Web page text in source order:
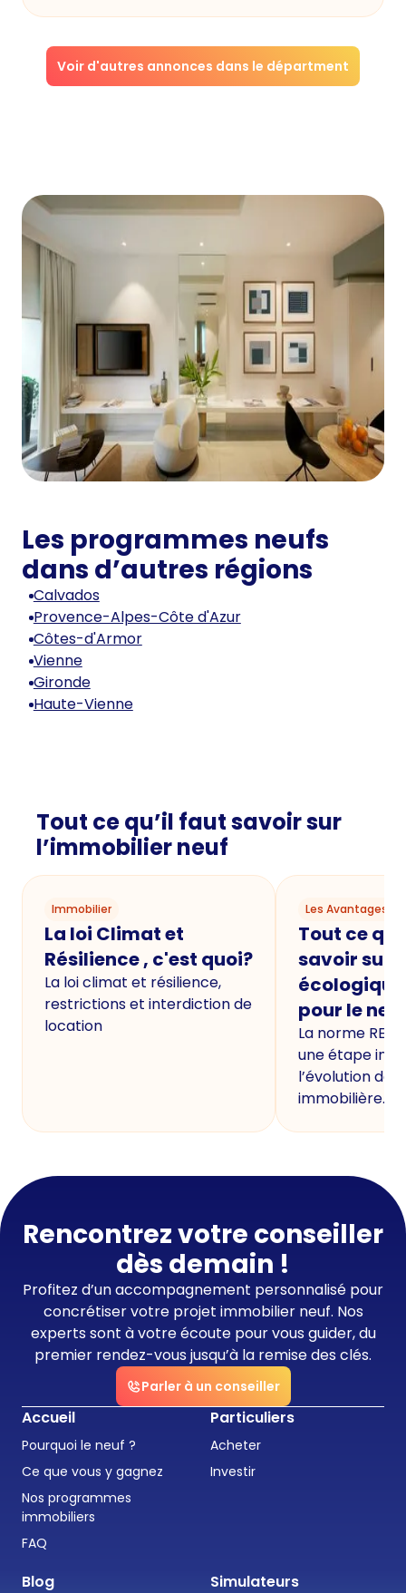
Voir d'autres annonces dans le départment
Les programmes neufs
dans d’autres régions
Calvados
Provence-Alpes-Côte d'Azur
Côtes-d'Armor
Vienne
Gironde
Haute-Vienne
Tout ce qu’il faut savoir sur
l’immobilier neuf
Immobilier
La loi Climat et
Résilience , c'est quoi?
La loi climat et résilience,
restrictions et interdiction de
location
Les Avantages
Tout ce
savoir sur
écologique
pour le
La norme
une étape
l’évolution de
immobilière.
Rencontrez votre conseiller
dès demain !
Profitez d’un accompagnement personnalisé pour
concrétiser votre projet immobilier neuf. Nos
experts sont à votre écoute pour vous guider, du
premier rendez-vous jusqu’à la remise des clés.
Parler à un conseiller
Accueil
Pourquoi le neuf ?
Ce que vous y gagnez
Nos programmes
immobiliers
FAQ
Particuliers
Acheter
Investir
Blog Simulateurs